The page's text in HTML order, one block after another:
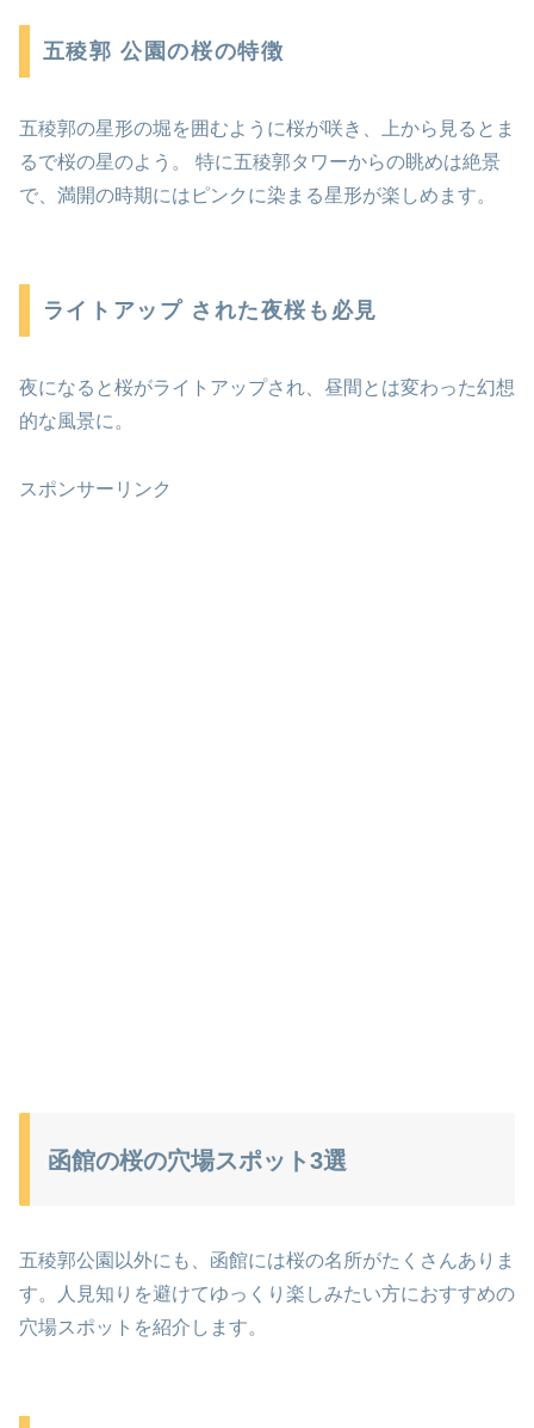
五稜郭 公園の桜の特徴
五稜郭の星形の堀を囲むように桜が咲き、上から見るとま
るで桜の星のよう。 特に五稜郭タワーからの眺めは絶景
で、満開の時期にはピンクに染まる星形が楽しめます。
ライトアップ された夜桜も必見
夜になると桜がライトアップされ、昼間とは変わった幻想
的な風景に。
スポンサーリンク
函館の桜の穴場スポット3選
五稜郭公園以外にも、函館には桜の名所がたくさんありま
す。人見知りを避けてゆっくり楽しみたい方におすすめの
穴場スポットを紹介します。